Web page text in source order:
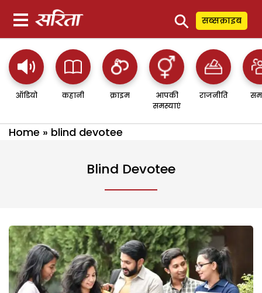
⚲ सब्सक्राइब
ऑडियो कहानी क्राइम
आपकी
समस्याएं
राजनीति
Home » blind devotee
Blind Devotee